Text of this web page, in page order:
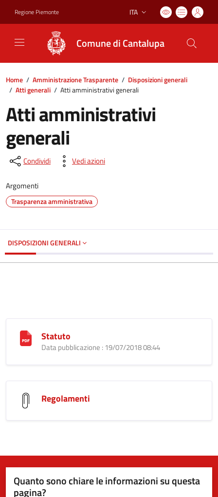
Regione Piemonte Lingua attiva:
ITA
Comune di Cantalupa
Home / Amministrazione Trasparente / Disposizioni generali
/ Atti generali / Atti amministrativi generali
Atti amministrativi
generali
Condividi Vedi azioni
Argomenti
Trasparenza amministrativa
DISPOSIZIONI GENERALI
Statuto
Data pubblicazione : 19/07/2018 08:44
Regolamenti
Quanto sono chiare le informazioni su questa
pagina?